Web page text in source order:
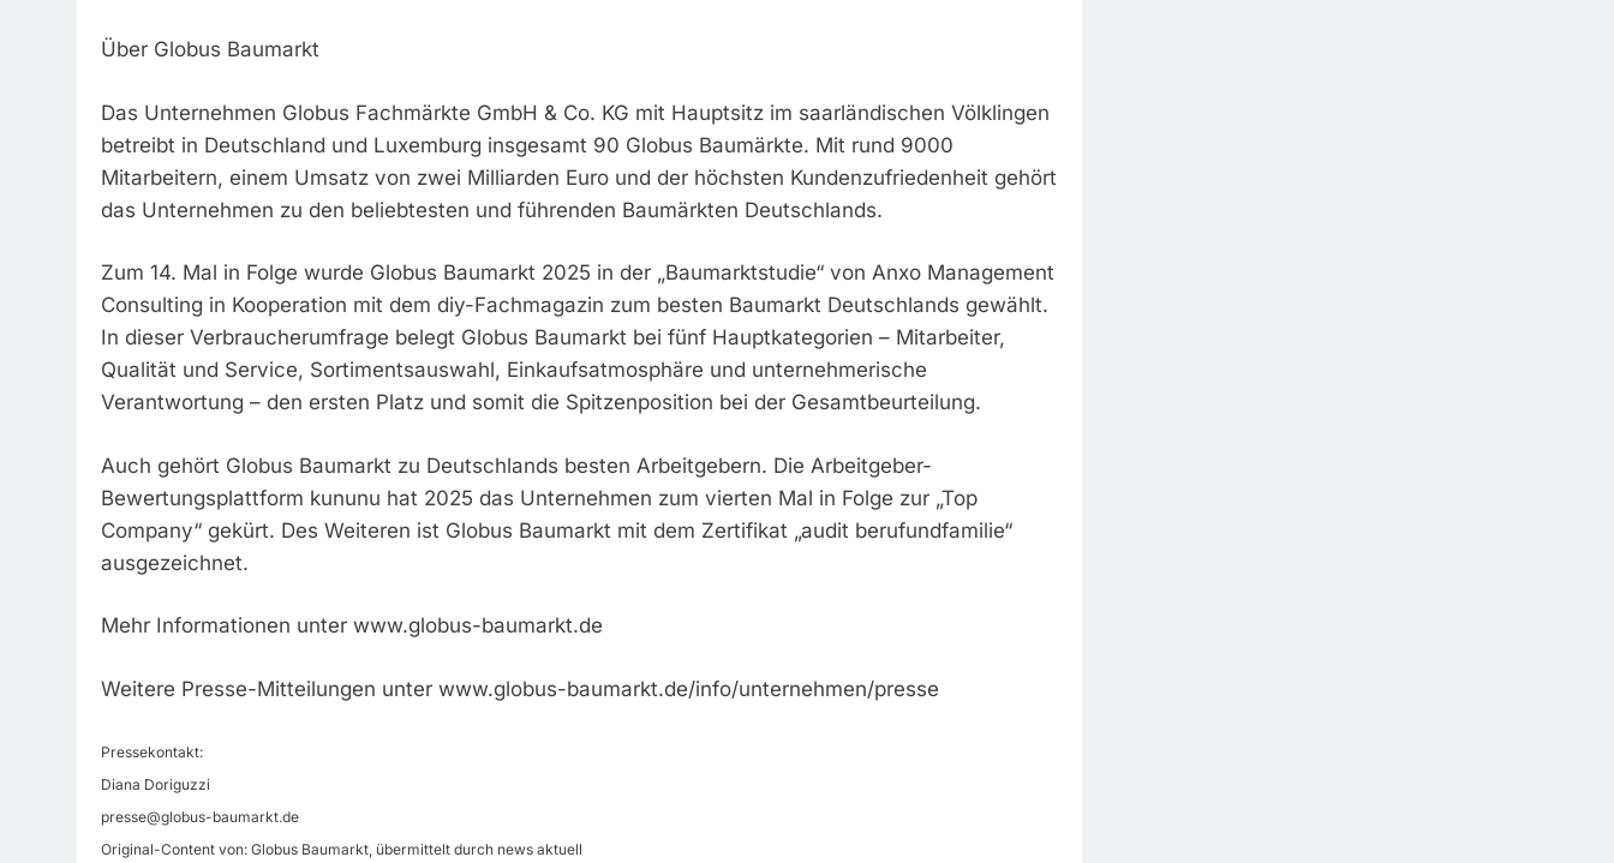
Über Globus Baumarkt
Das Unternehmen Globus Fachmärkte GmbH & Co. KG mit Hauptsitz im saarländischen Völklingen
betreibt in Deutschland und Luxemburg insgesamt 90 Globus Baumärkte. Mit rund 9000
Mitarbeitern, einem Umsatz von zwei Milliarden Euro und der höchsten Kundenzufriedenheit gehört
das Unternehmen zu den beliebtesten und führenden Baumärkten Deutschlands.
Zum 14. Mal in Folge wurde Globus Baumarkt 2025 in der „Baumarktstudie“ von Anxo Management
Consulting in Kooperation mit dem diy-Fachmagazin zum besten Baumarkt Deutschlands gewählt.
In dieser Verbraucherumfrage belegt Globus Baumarkt bei fünf Hauptkategorien – Mitarbeiter,
Qualität und Service, Sortimentsauswahl, Einkaufsatmosphäre und unternehmerische
Verantwortung – den ersten Platz und somit die Spitzenposition bei der Gesamtbeurteilung.
Auch gehört Globus Baumarkt zu Deutschlands besten Arbeitgebern. Die Arbeitgeber-
Bewertungsplattform kununu hat 2025 das Unternehmen zum vierten Mal in Folge zur „Top
Company“ gekürt. Des Weiteren ist Globus Baumarkt mit dem Zertifikat „audit berufundfamilie“
ausgezeichnet.
Mehr Informationen unter www.globus-baumarkt.de
Weitere Presse-Mitteilungen unter www.globus-baumarkt.de/info/unternehmen/presse
Pressekontakt:
Diana Doriguzzi
presse@globus-baumarkt.de
Original-Content von: Globus Baumarkt, übermittelt durch news aktuell